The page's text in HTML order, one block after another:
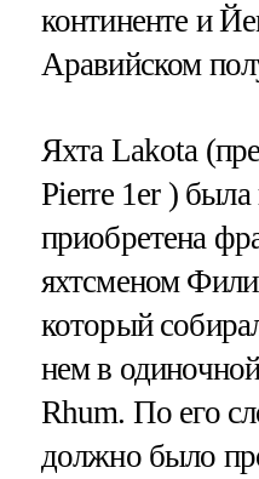
континенте и
Аравийском
Яхта Lakota
Pierre 1er ) была
приобретена
яхтсменом
который
нем в
Rhum. По его
должно было